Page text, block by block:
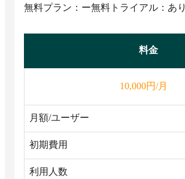
無料プラン：ー無料トライアル：あり
料金
10,000円/月
月額/ユーザー
初期費用
利用人数